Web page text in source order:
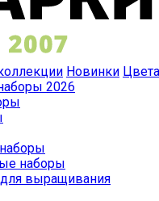
Новинки Цвета
2026
наборы
выращивания